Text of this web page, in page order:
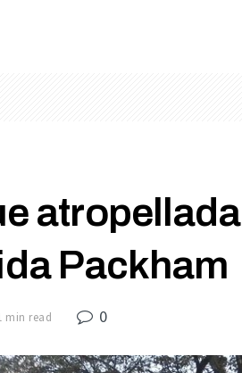
atropellada
Packham
min read 0